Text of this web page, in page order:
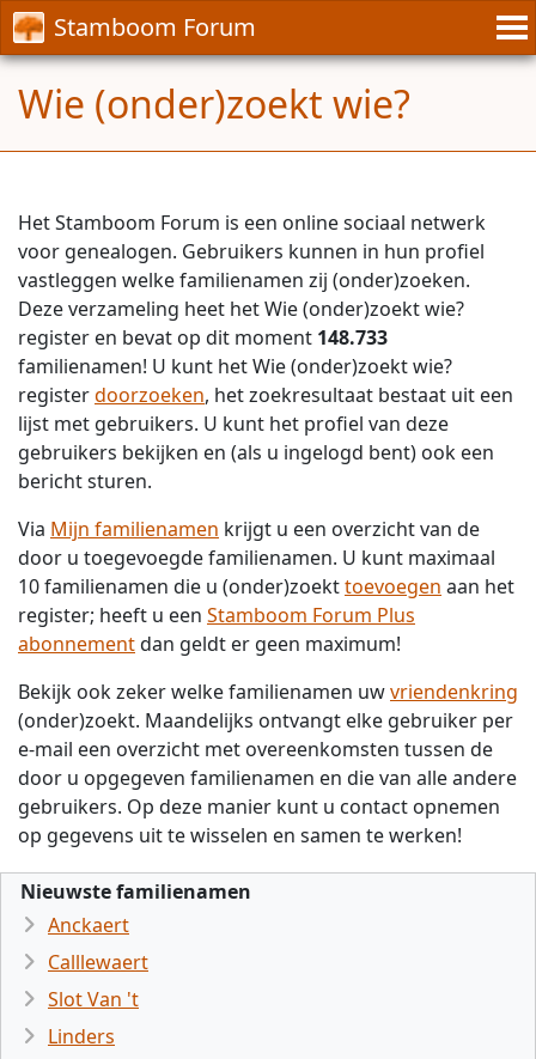
Stamboom Forum
Wie (onder)zoekt wie?
Het Stamboom Forum is een online sociaal netwerk
voor genealogen. Gebruikers kunnen in hun profiel
vastleggen welke familienamen zij (onder)zoeken.
Deze verzameling heet het Wie (onder)zoekt wie?
register en bevat op dit moment 148.733
familienamen! U kunt het Wie (onder)zoekt wie?
registerdoorzoeken, het zoekresultaat bestaat uit een
lijst met gebruikers. U kunt het profiel van deze
gebruikers bekijken en (als u ingelogd bent) ook een
bericht sturen.
Via Mijn familienamen krijgt u een overzicht van de
door u toegevoegde familienamen. U kunt maximaal
10 familienamen die u (onder)zoekttoevoegen aan het
register; heeft u een Stamboom Forum Plus
abonnementdan geldt er geen maximum!
Bekijk ook zeker welke familienamen uwvriendenkring
(onder)zoekt. Maandelijks ontvangt elke gebruiker per
e-mail een overzicht met overeenkomsten tussen de
door u opgegeven familienamen en die van alle andere
gebruikers. Op deze manier kunt u contact opnemen
op gegevens uit te wisselen en samen te werken!
Nieuwste familienamen
Anckaert
Calllewaert
Slot Van 't
Linders